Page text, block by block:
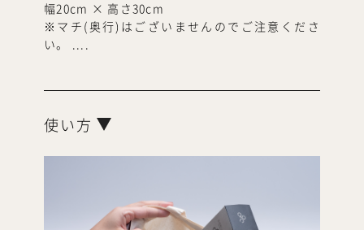
幅20cm × 高さ30cm
※マチ(奥行)はございませんのでご注意くださ
い。
使い方